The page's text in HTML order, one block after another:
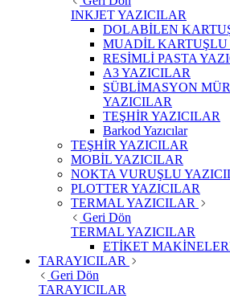
INKJET YAZICILAR
DOLABİLEN
MUADİL
RESİMLİ PASTA
A3 YAZICILAR
SÜBLİMASYON
YAZICILAR
TEŞHİR YAZICILAR
Barkod Yazıcılar
TEŞHİR YAZICILAR
MOBİL YAZICILAR
NOKTA VURUŞLU
PLOTTER YAZICILAR
TERMAL YAZICILAR
Geri Dön
TERMAL YAZICILAR
ETİKET
TARAYICILAR
Geri Dön
TARAYICILAR